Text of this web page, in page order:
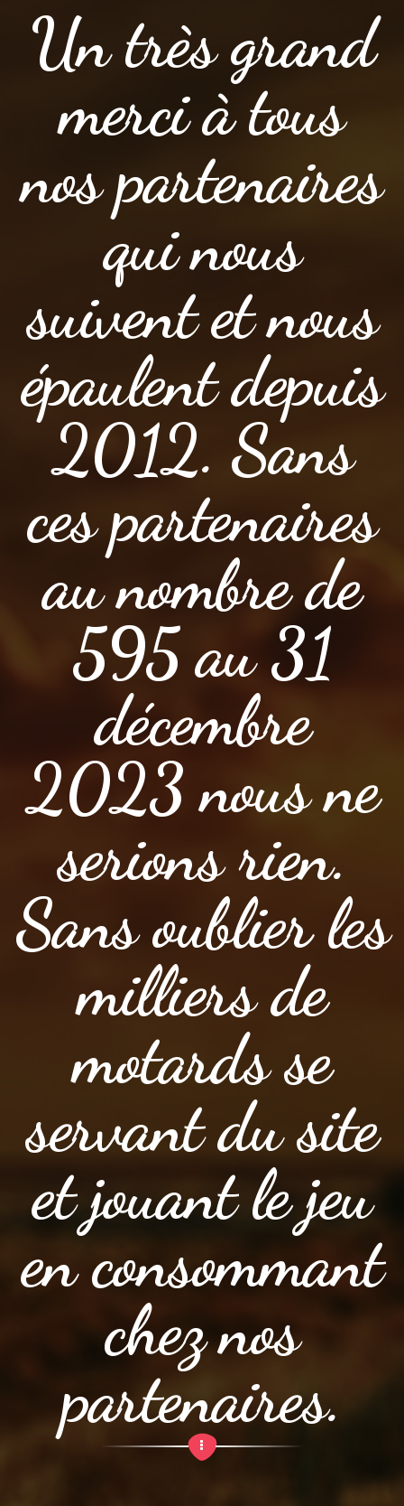
Un très grand
merci à tous
nos partenaires
qui nous
suivent et nous
épaulent depuis
2012. Sans
ces partenaires
au nombre de
595 au 31
décembre
2023 nous ne
serions rien.
Sans oublier les
milliers de
motards se
servant du site
et jouant le jeu
en consommant
chez nos
partenaires.